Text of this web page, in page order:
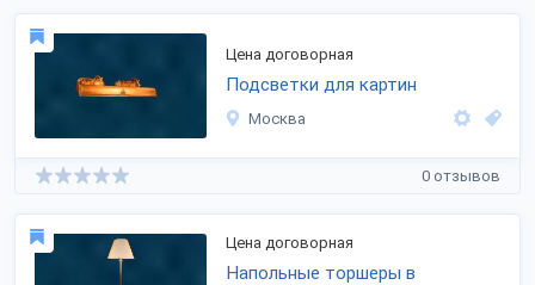
Цена договорная
Подсветки для картин
Москва
0 отзывов
Цена договорная
Напольные торшеры в